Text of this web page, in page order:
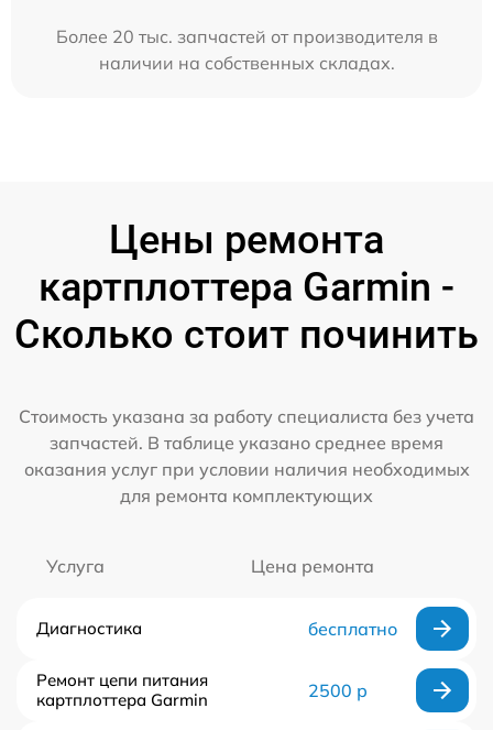
Более 20 тыс. запчастей от производителя в
наличии на собственных складах.
Цены ремонта
картплоттера Garmin -
Сколько стоит починить
Стоимость указана за работу специалиста без учета
запчастей. В таблице указано среднее время
оказания услуг при условии наличия необходимых
для ремонта комплектующих
Услуга Цена ремонта
Диагностика бесплатно
Ремонт цепи питания
картплоттера Garmin
2500 р